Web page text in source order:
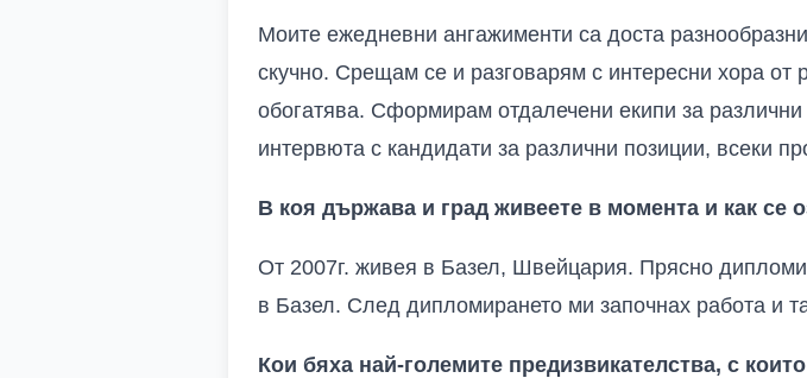
Моите ежедневни ангажименти са доста
скучно. Срещам се и разговарям с интересни хора от
обогатява. Сформирам отдалечени екипи за
интервюта с кандидати за различни позиции, всеки
В коя държава и град живеете в момента и как се
От 2007г. живея в Базел, Швейцария. Прясно
в Базел. След дипломирането ми започнах работа и
Кои бяха най-големите предизвикателства, с